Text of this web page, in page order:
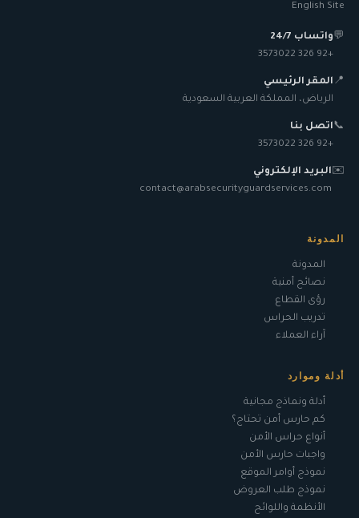
English Site
💬واتساب 24/7
+92 326 3573022
📍 المقر الرئيسي
الرياض، المملكة العربية السعودية
📞اتصل بنا
+92 326 3573022
✉️البريد الإلكتروني
contact@arabsecurityguardservices.com
المدونة
المدونة
نصائح أمنية
رؤى القطاع
تدريب الحراس
آراء العملاء
أدلة وموارد
أدلة ونماذج مجانية
كم حارس أمن تحتاج؟
أنواع حراس الأمن
واجبات حارس الأمن
نموذج أوامر الموقع
نموذج طلب العروض
الأنظمة واللوائح